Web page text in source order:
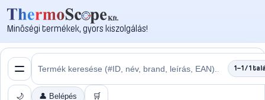
Minőségi termékek, gyors kiszolgálás!
1–1 / 1
🌙 👤 Belépés 🛒